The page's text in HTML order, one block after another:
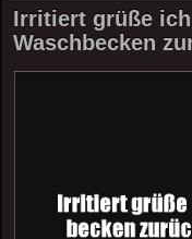
Irritiert grüße
Waschbecken